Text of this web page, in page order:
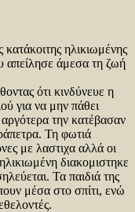
ηλικιωμένης
απείλησε άμεσα τη ζωή
ότι κινδύνευε η
για να μην πάθει
την κατέβασαν
Τη φωτιά
με λαστιχα αλλά οι
διακομιστηκε
Τα παιδιά της
μέσα στο σπίτι, ενώ